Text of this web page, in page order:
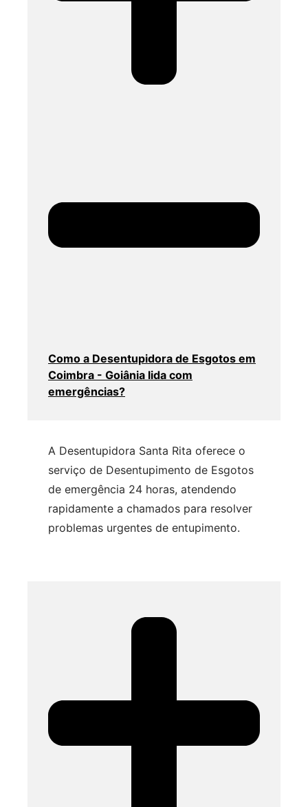
Como a Desentupidora de Esgotos em
Coimbra - Goiânia lida com
emergências?
A Desentupidora Santa Rita oferece o
serviço de Desentupimento de Esgotos
de emergência 24 horas, atendendo
rapidamente a chamados para resolver
problemas urgentes de entupimento.